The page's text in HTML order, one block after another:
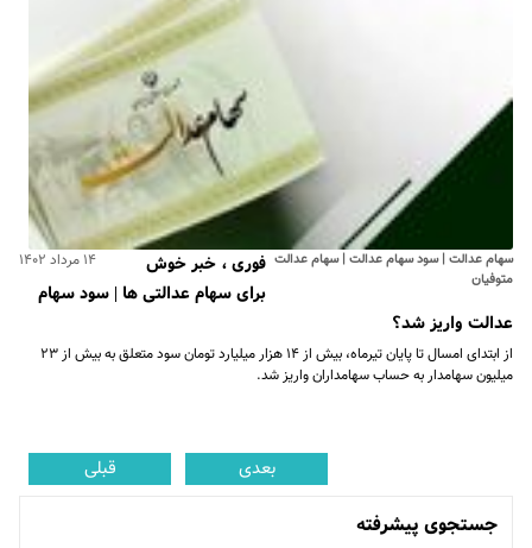
سهام عدالت | سود سهام عدالت | سهام عدالت
متوفیان
۱۴ مرداد ۱۴۰۲
فوری ، خبر خوش
برای سهام عدالتی ها | سود سهام
عدالت واریز شد؟
از ابتدای امسال تا پایان تیرماه، بیش از ۱۴ هزار میلیارد تومان سود متعلق به بیش از ۲۳
میلیون سهامدار به حساب سهامداران واریز شد.
قبلی بعدی
جستجوی پیشرفته